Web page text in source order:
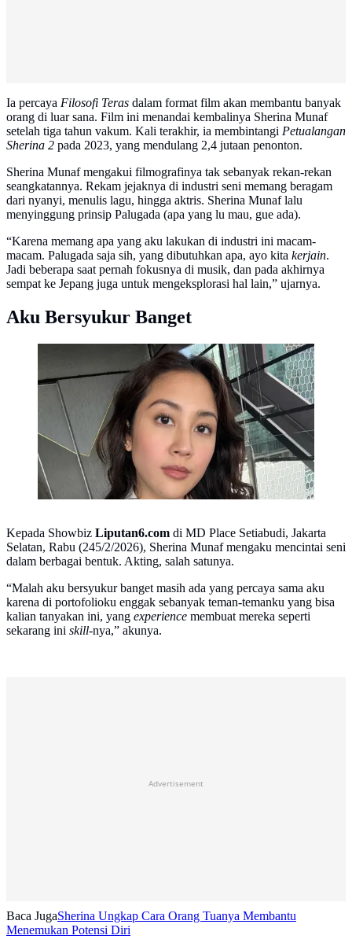
Ia percaya Filosofi Teras dalam format film akan membantu banyak
orang di luar sana. Film ini menandai kembalinya Sherina Munaf
setelah tiga tahun vakum. Kali terakhir, ia membintangi Petualangan
Sherina 2 pada 2023, yang mendulang 2,4 jutaan penonton.
Sherina Munaf mengakui filmografinya tak sebanyak rekan-rekan
seangkatannya. Rekam jejaknya di industri seni memang beragam
dari nyanyi, menulis lagu, hingga aktris. Sherina Munaf lalu
menyinggung prinsip Palugada (apa yang lu mau, gue ada).
“Karena memang apa yang aku lakukan di industri ini macam-
macam. Palugada saja sih, yang dibutuhkan apa, ayo kita kerjain.
Jadi beberapa saat pernah fokusnya di musik, dan pada akhirnya
sempat ke Jepang juga untuk mengeksplorasi hal lain,” ujarnya.
Aku Bersyukur Banget
Sherina Munaf. (Foto: Dok. Instagram @sherinamunaf)
Kepada Showbiz Liputan6.com di MD Place Setiabudi, Jakarta
Selatan, Rabu (245/2/2026), Sherina Munaf mengaku mencintai seni
dalam berbagai bentuk. Akting, salah satunya.
“Malah aku bersyukur banget masih ada yang percaya sama aku
karena di portofolioku enggak sebanyak teman-temanku yang bisa
kalian tanyakan ini, yang experience membuat mereka seperti
sekarang ini skill-nya,” akunya.
Advertisement
Baca JugaSherina Ungkap Cara Orang Tuanya Membantu
Menemukan Potensi Diri